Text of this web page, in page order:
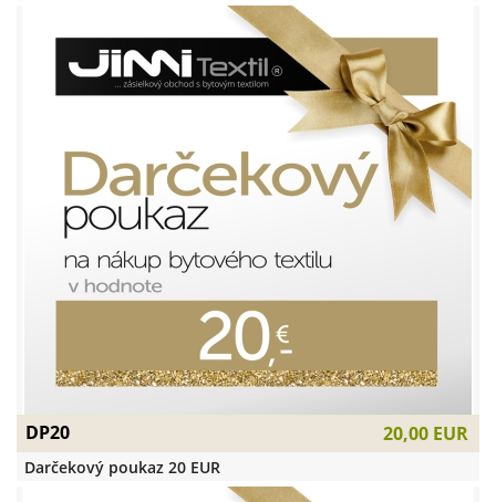
DP20 20,00 EUR
Darčekový poukaz 20 EUR